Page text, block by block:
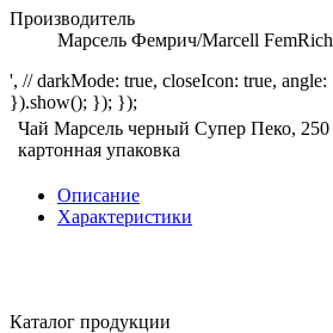
Производитель
Марсель Фемрич/Marcell FemRich
', // darkMode: true, closeIcon: true,
}).show(); }); });
Чай Марсель черный Супер Пеко, 250
картонная упаковка
Описание
Характеристики
Каталог продукции